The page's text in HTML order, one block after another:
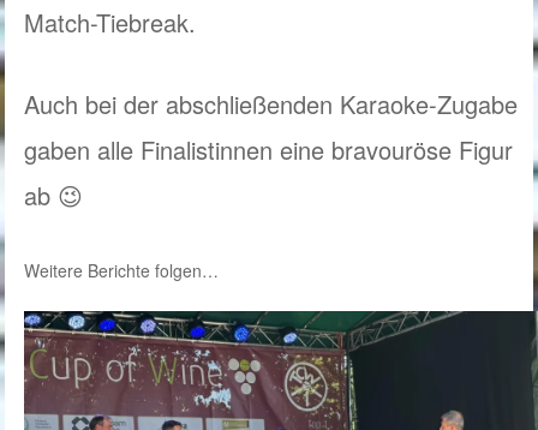
Match-Tiebreak.
Auch bei der abschließenden Karaoke-Zugabe
gaben alle Finalistinnen eine bravouröse Figur
ab 😉
Weitere Berichte folgen…